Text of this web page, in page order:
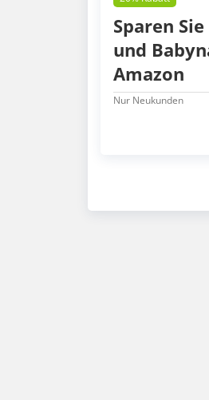
Sparen
und
Amazon
Nur Neukunden